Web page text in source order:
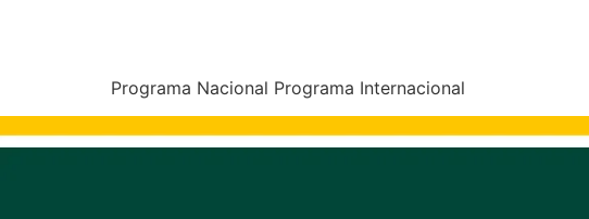
Programa Nacional Programa Internacional